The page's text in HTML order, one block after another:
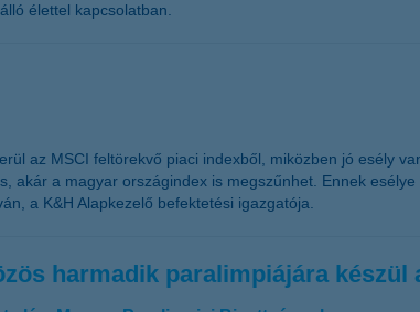
élettel kapcsolatban.
az MSCI feltörekvő piaci indexből, miközben jó esély
akár a magyar országindex is megszűnhet. Ennek
a K&H Alapkezelő befektetési igazgatója.
harmadik paralimpiájára készül